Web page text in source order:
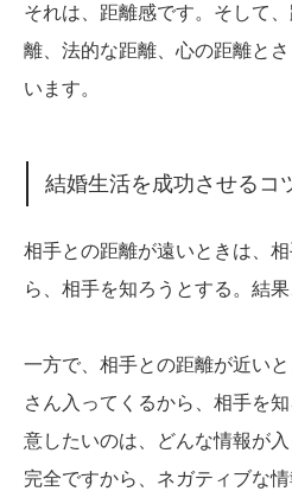
それは、距離感です。そして
離、法的な距離、心の距離と
います。
結婚生活を成功させるコ
相手との距離が遠いときは、
ら、相手を知ろうとする。結果
一方で、相手との距離が近い
さん入ってくるから、相手を
意したいのは、どんな情報が
完全ですから、ネガティブな